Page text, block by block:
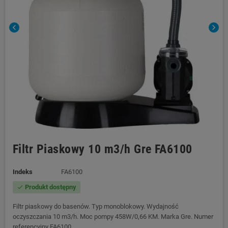
chevron_left chevron_right
Filtr Piaskowy 10 m3/h Gre FA6100
Indeks FA6100
check Produkt dostępny
Filtr piaskowy do basenów. Typ monoblokowy. Wydajność
oczyszczania 10 m3/h. Moc pompy 458W/0,66 KM. Marka Gre. Numer